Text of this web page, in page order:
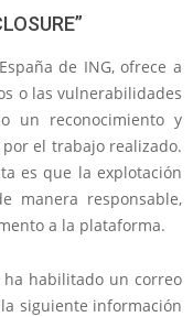
de ING, ofrece a
o las vulnerabilidades
un reconocimiento y
el trabajo realizado.
es que la explotación
manera responsable,
a la plataforma.
habilitado un correo
siguiente información